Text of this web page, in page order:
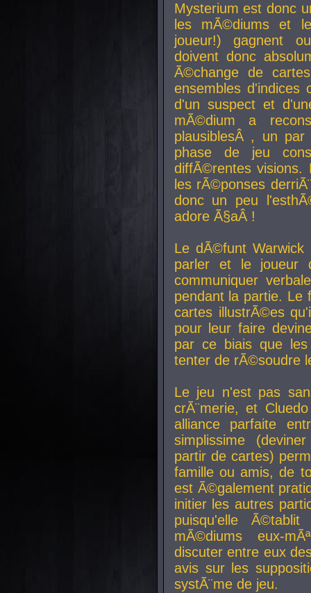
Mysterium est donc
les mÃ©diums et
joueur!) gagnent
doivent donc
Ã©change de
ensembles d'indices
d'un suspect et
mÃ©dium a
plausiblesÂ , un par
phase de jeu
diffÃ©rentes visions.
les rÃ©ponses
donc un peu
adore Ã§aÂ !
Le dÃ©funt Warwick
parler et le joueur
communiquer
pendant la partie. Le
cartes illustrÃ©es
pour leur faire
par ce biais que
tenter de rÃ©soudre
Le jeu n'est pas
crÃ¨merie, et
alliance parfaite
simplissime
partir de cartes)
famille ou amis, de
est Ã©galement
initier les autres
puisqu'elle
mÃ©diums eux-
discuter entre eux
avis sur les
systÃ¨me de jeu.